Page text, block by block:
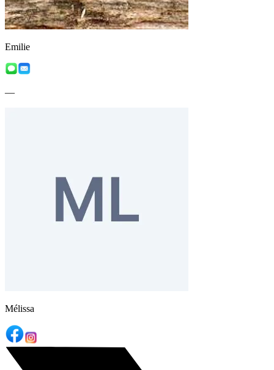
Emilie
—
Mélissa